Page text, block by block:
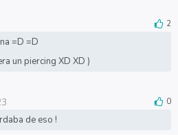
2
=D =D
un piercing XD XD )
0
de eso !